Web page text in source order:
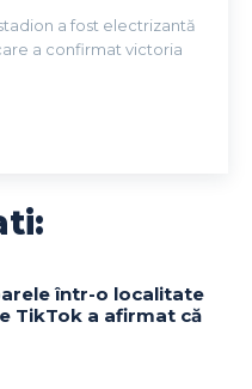
a fost electrizantă
a confirmat victoria
într-o localitate
TikTok a afirmat că